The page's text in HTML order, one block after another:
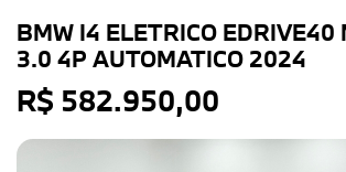
BMW I4 ELETRICO EDRIVE40
3.0 4P AUTOMATICO 2024
R$ 582.950,00